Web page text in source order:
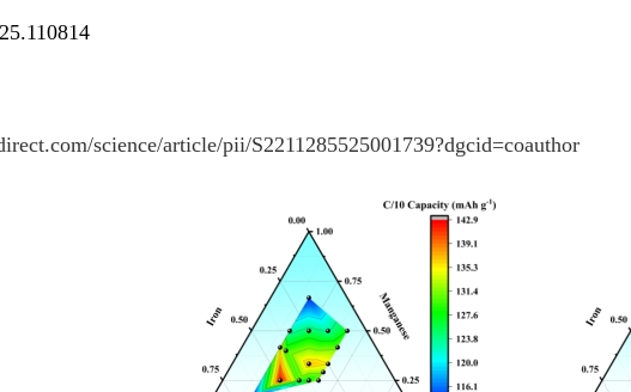
science/article/pii/S2211285525001739?dgcid=coauthor